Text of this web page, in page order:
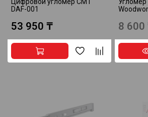
DAF-001
53 950 ₸ 8 600